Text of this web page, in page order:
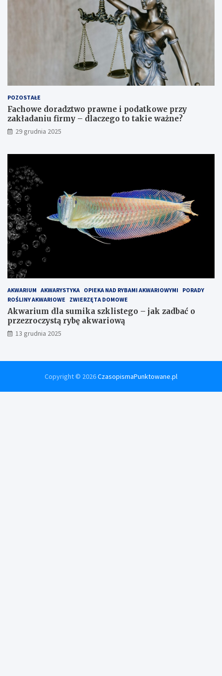
POZOSTAŁE
Fachowe doradztwo prawne i podatkowe przy
zakładaniu firmy – dlaczego to takie ważne?
29 grudnia 2025
AKWARIUM AKWARYSTYKA OPIEKA NAD RYBAMI AKWARIOWYMI
PORADY
ROŚLINY AKWARIOWE
ZWIERZĘTA DOMOWE
Akwarium dla sumika szklistego – jak zadbać o
przezroczystą rybę akwariową
13 grudnia 2025
Copyright © 2026CzasopismaPunktowane.pl